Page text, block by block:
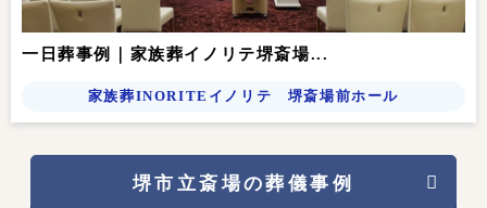
一日葬事例｜家族葬イノリテ堺斎場...
家族葬INORITEイノリテ 堺斎場前ホール
堺市立斎場の葬儀事例